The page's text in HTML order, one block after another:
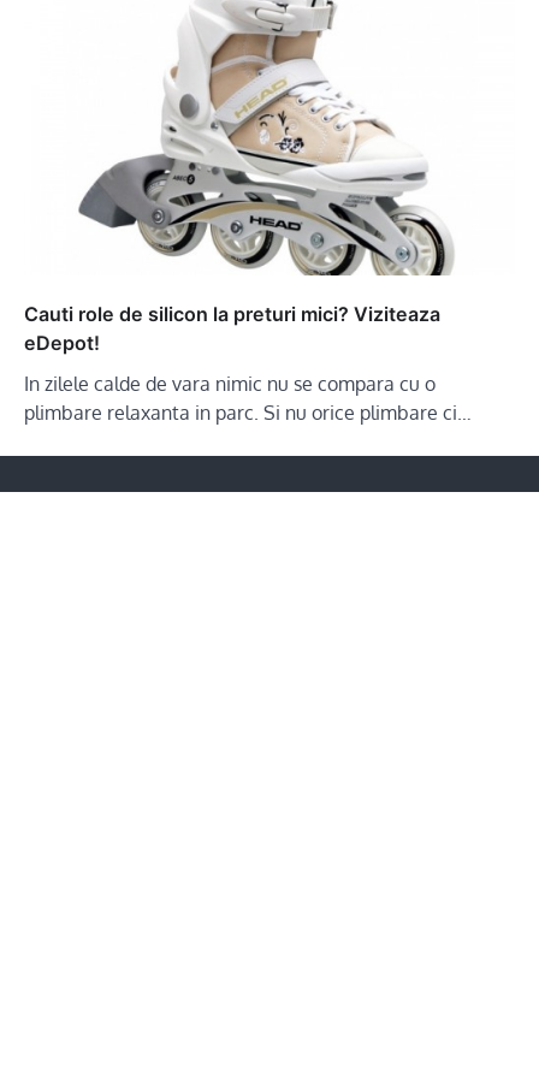
Cauti role de silicon la preturi mici? Viziteaza
eDepot!
In zilele calde de vara nimic nu se compara cu o
plimbare relaxanta in parc. Si nu orice plimbare ci…